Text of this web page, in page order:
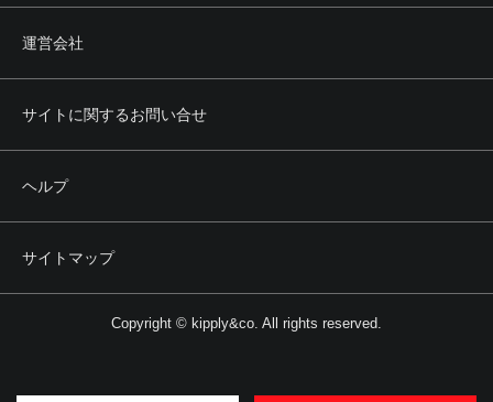
運営会社
サイトに関するお問い合せ
ヘルプ
サイトマップ
Copyright © kipply&co. All rights reserved.